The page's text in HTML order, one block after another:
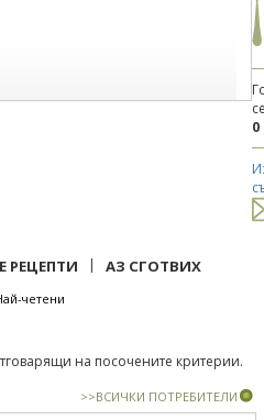
0
РЕЦЕПТИ | АЗ СГОТВИХ
четени
на посочените критерии.
>>ВСИЧКИ ПОТРЕБИТЕЛИ